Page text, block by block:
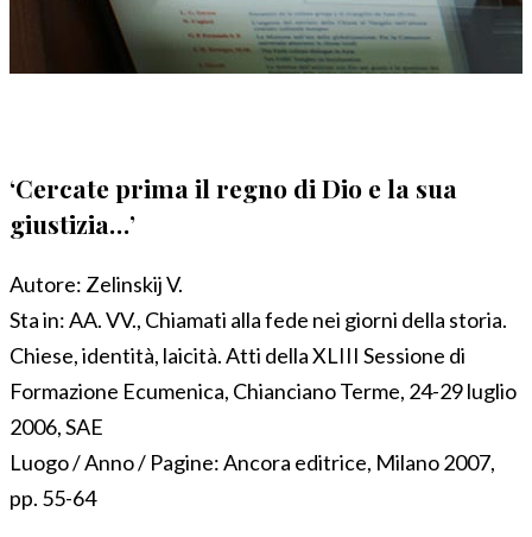
‘Cercate prima il regno di Dio e la sua
giustizia…’
Autore: Zelinskij V.
Sta in:AA. VV., Chiamati alla fede nei giorni della storia.
Chiese, identità, laicità. Atti della XLIII Sessione di
Formazione Ecumenica, Chianciano Terme, 24-29 luglio
2006, SAE
Luogo / Anno / Pagine:Ancora editrice, Milano 2007,
pp. 55-64